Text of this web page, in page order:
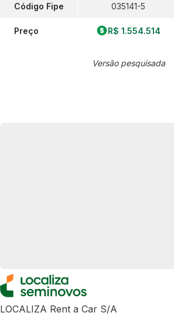
Código Fipe
Preço
035141-5
R$ 1.554.514
Versão pesquisada
LOCALIZA Rent a Car S/A